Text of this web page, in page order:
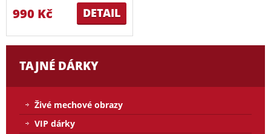
DETAIL
990 Kč
TAJNÉ DÁRKY
Živé mechové obrazy
VIP dárky